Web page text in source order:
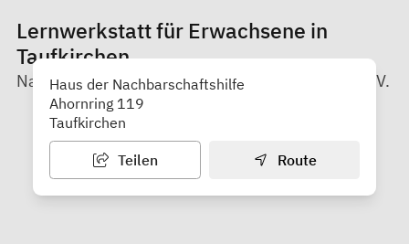
Lernwerkstatt für Erwachsene in
Taufkirchen
Nachbarschaftshilfe Taufkirchen Unterhaching e.V.
Haus der Nachbarschaftshilfe
Ahornring 119
Taufkirchen
Teilen Route